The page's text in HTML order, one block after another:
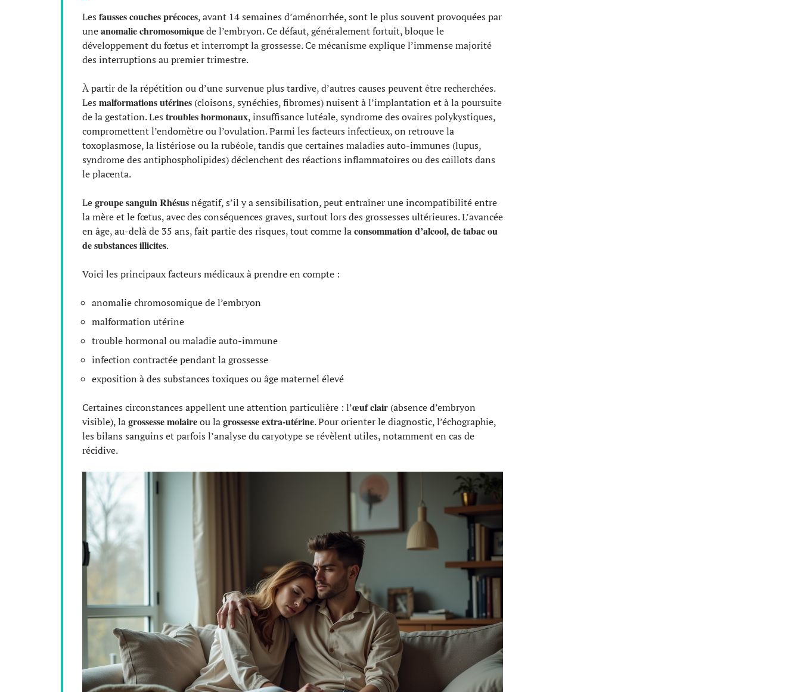
Les fausses couches précoces, avant 14 semaines d’aménorrhée, sont le plus souvent provoquées par
uneanomalie chromosomiquede l’embryon. Ce défaut, généralement fortuit, bloque le
développement du fœtus et interrompt la grossesse. Ce mécanisme explique l’immense majorité
des interruptions au premier trimestre.
À partir de la répétition ou d’une survenue plus tardive, d’autres causes peuvent être recherchées.
Les malformations utérines (cloisons, synéchies, fibromes) nuisent à l’implantation et à la poursuite
de la gestation. Les troubles hormonaux, insuffisance lutéale, syndrome des ovaires polykystiques,
compromettent l’endomètre ou l’ovulation. Parmi les facteurs infectieux, on retrouve la
toxoplasmose, la listériose ou la rubéole, tandis que certaines maladies auto-immunes (lupus,
syndrome des antiphospholipides) déclenchent des réactions inflammatoires ou des caillots dans
le placenta.
Legroupe sanguin Rhésusnégatif, s’il y a sensibilisation, peut entraîner une incompatibilité entre
la mère et le fœtus, avec des conséquences graves, surtout lors des grossesses ultérieures. L’avancée
en âge, au-delà de 35 ans, fait partie des risques, tout comme laconsommation d’alcool, de tabac ou
de substances illicites.
Voici les principaux facteurs médicaux à prendre en compte :
anomalie chromosomique de l’embryon
malformation utérine
trouble hormonal ou maladie auto-immune
infection contractée pendant la grossesse
exposition à des substances toxiques ou âge maternel élevé
Certaines circonstances appellent une attention particulière : l’œuf clair (absence d’embryon
visible), lagrossesse molaireou lagrossesse extra-utérine. Pour orienter le diagnostic, l’échographie,
les bilans sanguins et parfois l’analyse du caryotype se révèlent utiles, notamment en cas de
récidive.